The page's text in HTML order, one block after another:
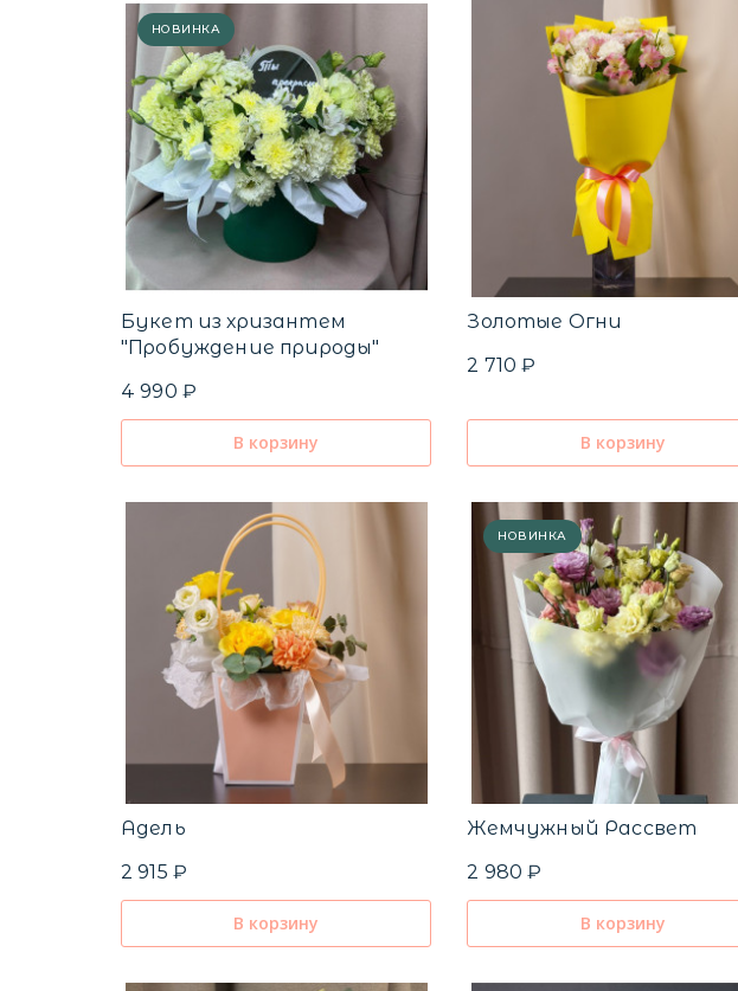
НОВИНКА
Букет из хризантем
"Пробуждение природы"
4 990 ₽
В корзину
Золотые Огни
2 710 ₽
В корзину
Адель
2 915 ₽
В корзину
НОВИНКА
Жемчужный Рассвет
2 980 ₽
В корзину